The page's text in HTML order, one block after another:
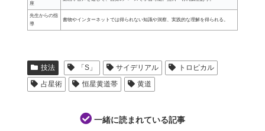
座
先生からの指
導
書物やインターネットでは得られない知識や洞察、実践的な理解を得られる。
技法 「S」 サイデリアル
トロピカル
占星術
恒星黄道帯 黄道
一緒に読まれている記事